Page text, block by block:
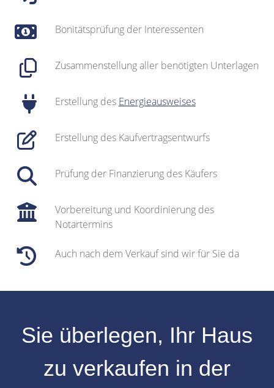
Bonitätsprüfung der Interessenten
Zusammenstellung aller benötigten Unterlagen
Erstellung des Energieausweises
Erstellung des Kaufvertragsentwurfs
Prüfung der Finanzierung des Käufers
Vorbereitung und Koordinierung des
Notartermins
Auch nach dem Verkauf sind wir für Sie da
Sie überlegen, Ihr Haus
zu verkaufen in der